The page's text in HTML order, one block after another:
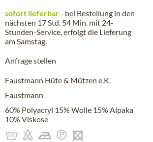
sofort lieferbar- bei Bestellung in den
nächsten 17 Std. 54 Min. mit 24-
Stunden-Service, erfolgt die Lieferung
amSamstag.
Anfrage stellen
Faustmann Hüte & Mützen e.K.
Faustmann
60% Polyacryl 15% Wolle 15% Alpaka
10% Viskose